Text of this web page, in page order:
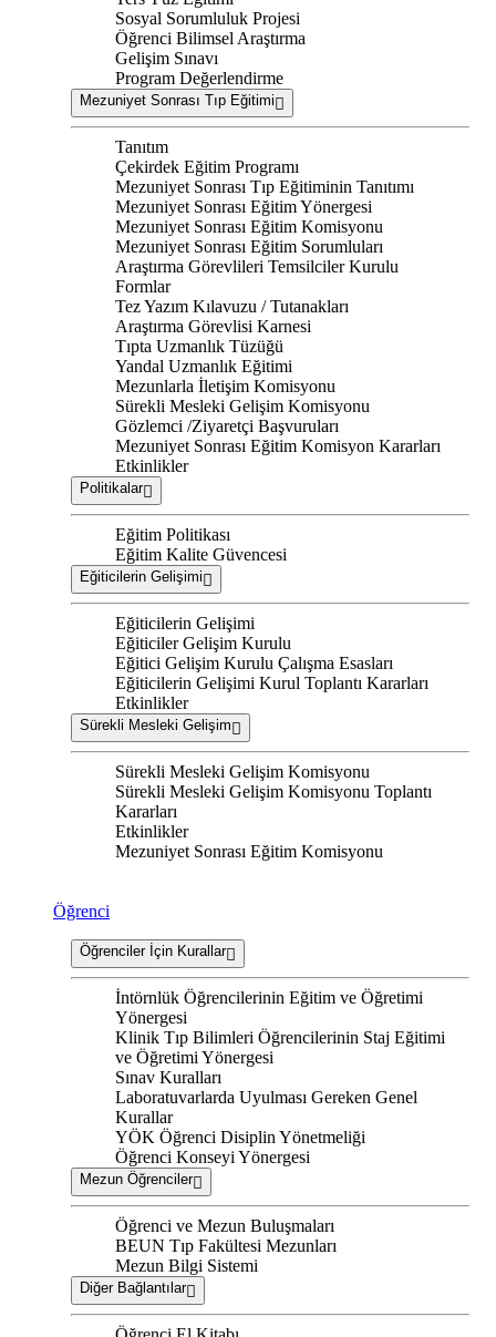
Sosyal Sorumluluk Projesi
Öğrenci Bilimsel Araştırma
Gelişim Sınavı
Program Değerlendirme
Mezuniyet Sonrası Tıp Eğitimi
Tanıtım
Çekirdek Eğitim Programı
Mezuniyet Sonrası Tıp Eğitiminin Tanıtımı
Mezuniyet Sonrası Eğitim Yönergesi
Mezuniyet Sonrası Eğitim Komisyonu
Mezuniyet Sonrası Eğitim Sorumluları
Araştırma Görevlileri Temsilciler Kurulu
Formlar
Tez Yazım Kılavuzu / Tutanakları
Araştırma Görevlisi Karnesi
Tıpta Uzmanlık Tüzüğü
Yandal Uzmanlık Eğitimi
Mezunlarla İletişim Komisyonu
Sürekli Mesleki Gelişim Komisyonu
Gözlemci /Ziyaretçi Başvuruları
Mezuniyet Sonrası Eğitim Komisyon Kararları
Etkinlikler
Politikalar
Eğitim Politikası
Eğitim Kalite Güvencesi
Eğiticilerin Gelişimi
Eğiticilerin Gelişimi
Eğiticiler Gelişim Kurulu
Eğitici Gelişim Kurulu Çalışma Esasları
Eğiticilerin Gelişimi Kurul Toplantı Kararları
Etkinlikler
Sürekli Mesleki Gelişim
Sürekli Mesleki Gelişim Komisyonu
Sürekli Mesleki Gelişim Komisyonu Toplantı
Kararları
Etkinlikler
Mezuniyet Sonrası Eğitim Komisyonu
Öğrenci
Öğrenciler İçin Kurallar
İntörnlük Öğrencilerinin Eğitim ve Öğretimi
Yönergesi
Klinik Tıp Bilimleri Öğrencilerinin Staj Eğitimi
ve Öğretimi Yönergesi
Sınav Kuralları
Laboratuvarlarda Uyulması Gereken Genel
Kurallar
YÖK Öğrenci Disiplin Yönetmeliği
Öğrenci Konseyi Yönergesi
Mezun Öğrenciler
Öğrenci ve Mezun Buluşmaları
BEUN Tıp Fakültesi Mezunları
Mezun Bilgi Sistemi
Diğer Bağlantılar